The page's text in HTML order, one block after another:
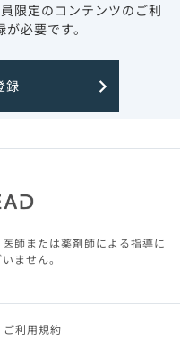
限定のコンテンツのご利
必要です。
録
師または薬剤師による指導に
ません。
ご利用規約